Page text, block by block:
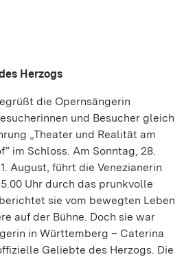
Herzogs
die Opernsängerin
und Besucher gleich
„Theater und Realität am
im Schloss. Am Sonntag, 28.
August, führt die Venezianerin
Uhr durch das prunkvolle
sie vom bewegten Leben
auf der Bühne. Doch sie war
in Württemberg – Caterina
Geliebte des Herzogs. Die